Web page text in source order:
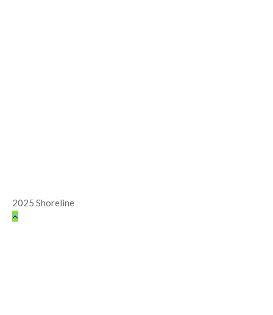
2025 Shoreline